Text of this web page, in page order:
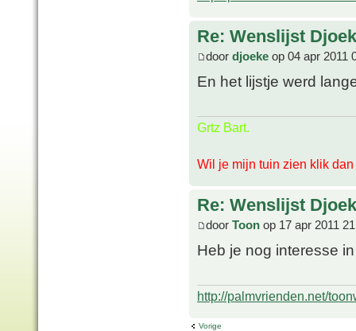
Re: Wenslijst
door djoeke op 04 apr 2011
En het lijstje werd
Grtz Bart.
Wil je mijn tuin zien klik dan
Re: Wenslijst
door Toon op 17 apr 2011
Heb je nog interesse
http://palmvrienden.net/
Vorige